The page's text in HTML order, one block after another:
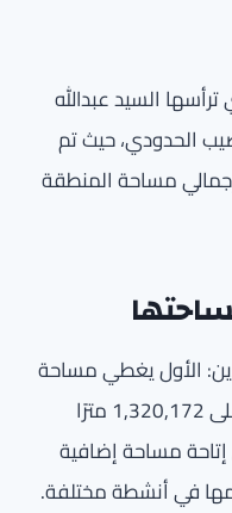
السيد عبدالله
الحدودي، حيث تم
مساحة المنطقة
الأول يغطي مساحة
99,828 مترًا مربعًا، والثاني يمتد على 1,320,172 مترًا
مساحة إضافية